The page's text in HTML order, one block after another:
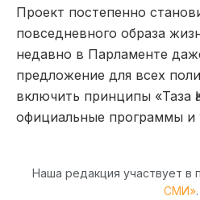
Проект постепенно
повседневного образа
недавно в Парламенте
предложение для всех
включить принципы «Таза
официальные программы и
Наша редакция участвует в
СМИ».